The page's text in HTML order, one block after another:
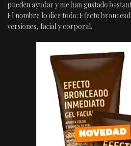
pueden ayudar y me han gustado
El nombre lo dice todo: Efecto
versiones, facial y corporal.